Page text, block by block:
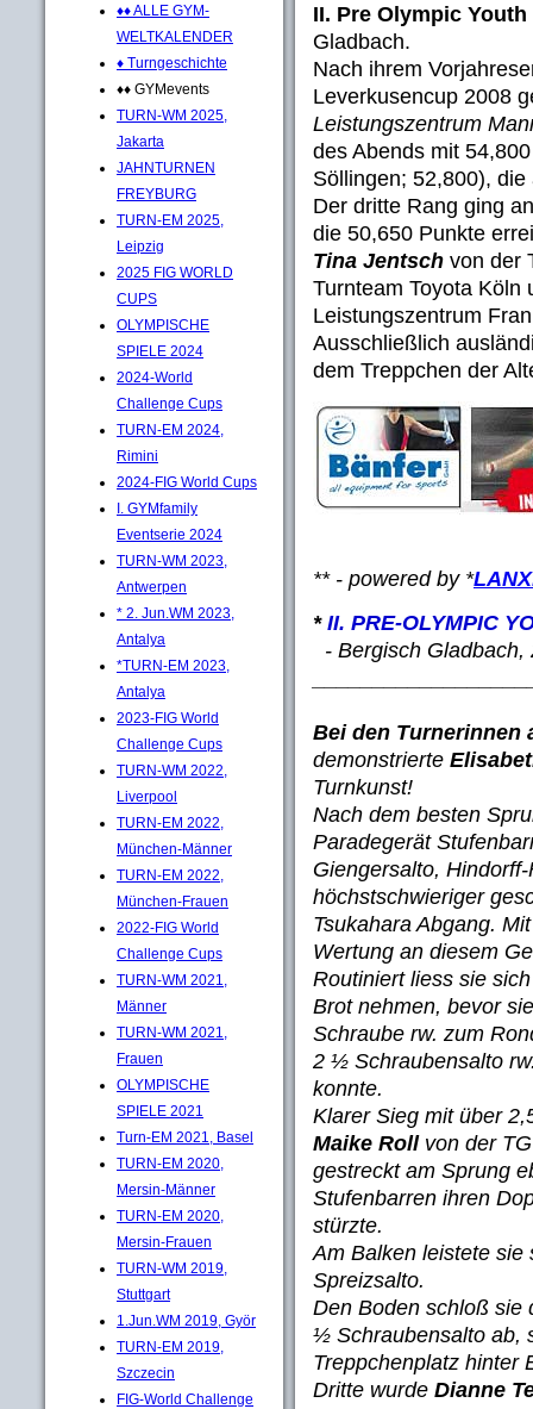
♦♦ ALLE GYM-
WELTKALENDER
♦ Turngeschichte
♦♦ GYMevents
TURN-WM 2025,
Jakarta
JAHNTURNEN
FREYBURG
TURN-EM 2025,
Leipzig
2025 FIG WORLD
CUPS
OLYMPISCHE
SPIELE 2024
2024-World
Challenge Cups
TURN-EM 2024,
Rimini
2024-FIG World Cups
I. GYMfamily
Eventserie 2024
TURN-WM 2023,
Antwerpen
* 2. Jun.WM 2023,
Antalya
*TURN-EM 2023,
Antalya
2023-FIG World
Challenge Cups
TURN-WM 2022,
Liverpool
TURN-EM 2022,
München-Männer
TURN-EM 2022,
München-Frauen
2022-FIG World
Challenge Cups
TURN-WM 2021,
Männer
TURN-WM 2021,
Frauen
OLYMPISCHE
SPIELE 2021
Turn-EM 2021, Basel
TURN-EM 2020,
Mersin-Männer
TURN-EM 2020,
Mersin-Frauen
TURN-WM 2019,
Stuttgart
1.Jun.WM 2019, Györ
TURN-EM 2019,
Szczecin
FIG-World Challenge
II. Pre Olympic Youth
Gladbach.
Nach ihrem
Leverkusencup 2008
Leistungszentrum
des Abends mit
Söllingen; 52,800),
Der dritte Rang ging
die 50,650 Punkte
Tina Jentsch von der
Turnteam Toyota Köln
Leistungszentrum
Ausschließlich
dem Treppchen der
** - powered by *
*II. PRE-OLYMPIC
- Bergisch Gladbach,
Bei den Turnerinnen
demonstrierte
Turnkunst!
Nach dem besten
Paradegerät
Giengersalto,
höchstschwieriger
Tsukahara Abgang.
Wertung an diesem
Routiniert liess sie
Brot nehmen, bevor
Schraube rw. zum
2 ½ Schraubensalto
konnte.
Klarer Sieg mit über
Maike Rollvon der
gestreckt am Sprung
Stufenbarren ihren
stürzte.
Am Balken leistete sie
Spreizsalto.
Den Boden schloß sie
½ Schraubensalto ab,
Treppchenplatz hinter
Dritte wurde Dianne